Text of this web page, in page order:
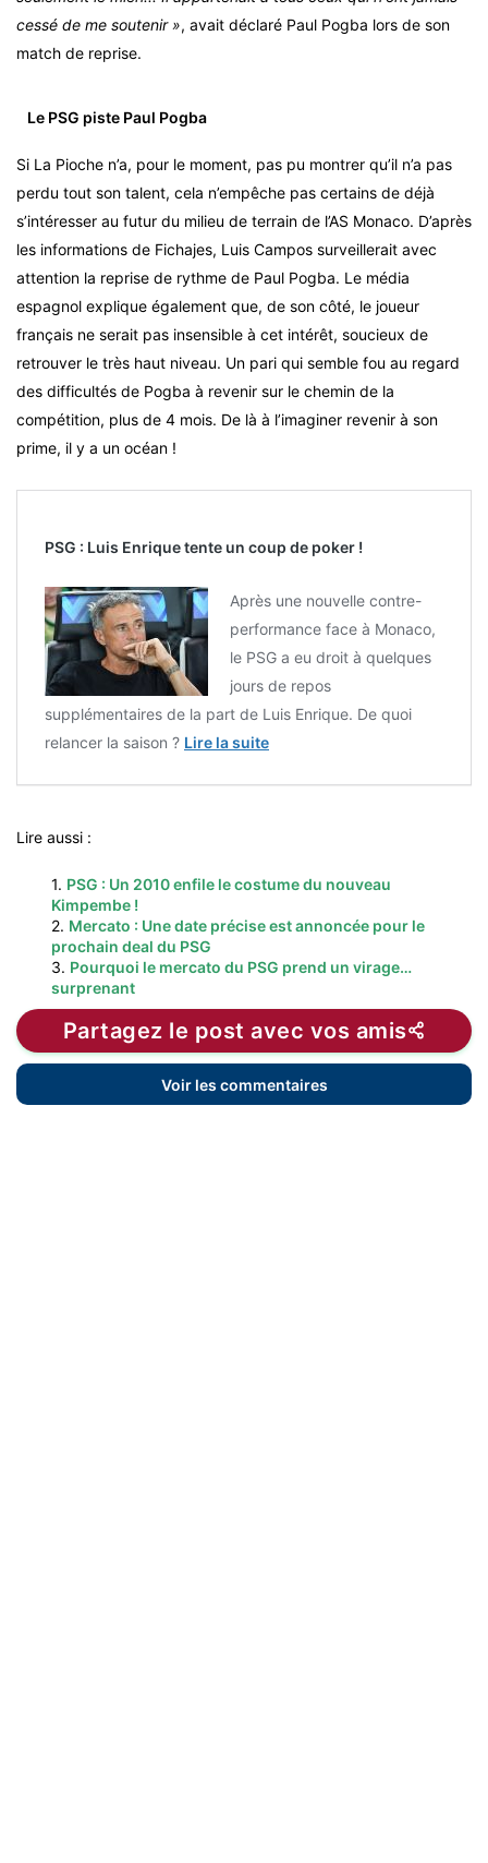
cessé de me soutenir », avait déclaré Paul Pogba lors de son
match de reprise.
Le PSG piste Paul Pogba
Si La Pioche n’a, pour le moment, pas pu montrer qu’il n’a pas
perdu tout son talent, cela n’empêche pas certains de déjà
s’intéresser au futur du milieu de terrain de l’AS Monaco. D’après
les informations de Fichajes, Luis Campos surveillerait avec
attention la reprise de rythme de Paul Pogba. Le média
espagnol explique également que, de son côté, le joueur
français ne serait pas insensible à cet intérêt, soucieux de
retrouver le très haut niveau. Un pari qui semble fou au regard
des difficultés de Pogba à revenir sur le chemin de la
compétition, plus de 4 mois. De là à l’imaginer revenir à son
prime, il y a un océan !
PSG : Luis Enrique tente un coup de poker !
Après une nouvelle contre-
performance face à Monaco,
le PSG a eu droit à quelques
jours de repos
supplémentaires de la part de Luis Enrique. De quoi
relancer la saison ? Lire la suite
Lire aussi :
1. PSG : Un 2010 enfile le costume du nouveau
Kimpembe !
2. Mercato : Une date précise est annoncée pour le
prochain deal du PSG
3. Pourquoi le mercato du PSG prend un virage…
surprenant
Partagez le post avec vos amis
Voir les commentaires